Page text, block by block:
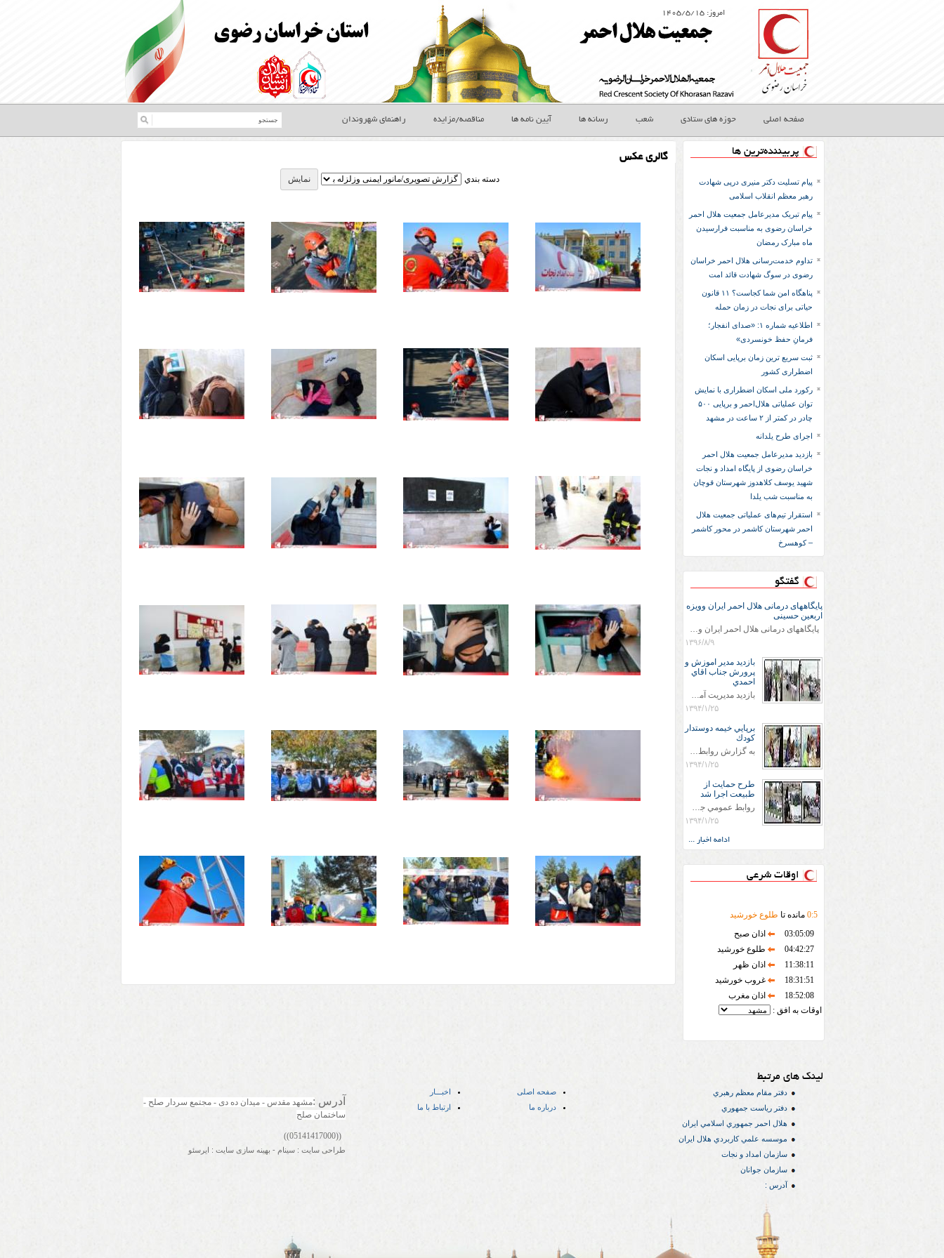
امروز: ۱۴۰۵/۵/۱۵
صفحه اصلی حوزه های ستادی شعب رسانه ها آیین نامه ها مناقصه/مزایده راهنمای شهروندان
پربیننده‌ترین ها
پیام تسلیت دکتر منیری درپی شهادت
رهبر معظم انقلاب اسلامی
پیام تبریک مدیرعامل جمعیت هلال احمر
خراسان رضوی به مناسبت فرارسیدن
ماه مبارک رمضان
تداوم خدمت‌رسانی هلال احمر خراسان
رضوی در سوگ شهادت قائد امت
پناهگاه امن شما کجاست؟ ۱۱ قانون
حیاتی برای نجات در زمان حمله
اطلاعیه شماره ۱: «صدای انفجار؛
فرمانِ حفظ خونسردی»
ثبت سریع‌ ترین زمان برپایی اسکان
اضطراری کشور
رکورد ملی اسکان اضطراری با نمایش
توان عملیاتی هلال‌احمر و برپایی ۵۰۰
چادر در کمتر از ۲ ساعت در مشهد
اجرای طرح یلدانه
بازدید مدیرعامل جمعیت هلال احمر
خراسان رضوی از پایگاه امداد و نجات
شهید یوسف کلاهدوز شهرستان قوچان
به مناسبت شب یلدا
استقرار تیم‌های عملیاتی جمعیت هلال
احمر شهرستان کاشمر در محور کاشمر
– کوهسرخ
گفتگو
پایگاههای درمانی هلال احمر ایران وویزه
اربعین حسینی
پایگاههای درمانی هلال احمر ایران وویزه اربعین حسینی
۱۳۹۶/۸/۹
بازديد مدير اموزش و
پرورش جناب اقاي
احمدي
بازديد مديريت آموزش و پروش جناب اقاي احمدي به همراه اعضاي ستاد اسكان آموزش و پروش شهرستان سرخس در ساعت 11:30 در مورخه 11/1/1394 صورت گرفت و مسئولین با حضور در پست مسافرين نوروزی كه جمعیت هلال احمر شهرستان از نزدیک در جریان روند اجرای طرح های قرار گرفتند .
۱۳۹۴/۱/۲۵
برپايي خيمه دوستدار
كودك
به گزارش روابط عمومي جمعيت هلال احمر شهرستان سرخس علاوه بر اجرای خدمات امدادی، راهنمایی های گردشگری و موقعیت های جغرافیایی و برپایی چادرهای سلامت به منظور سنجش رایگان فشار و قندخون مسافران، ، خيمه هايي.با عنوان دوستدار کودک تجهیزشده که دراین فضا کودکان مراجعه کننده از طریق نقاشی و سایر هنرهای تجسمی با مفاهیم جمعیت هلال احمر و اصول هفتگانه آن آشنا می شوند. به دليل حضور چشم گير كودكان و خانواده ها سعی شده در قالب های متناسب با سنین کودکان مراجعه کنند
۱۳۹۴/۱/۲۵
طرح حمايت از
طبيعت اجرا شد
روابط عمومي جمعيت هلال احمر سرخس جمعيت هلال احمر سرخس در روز طبيعت جوانان جمعيت هلال احمر سرخس در راستاي حفاظت و حمايت از محيط زيست با انگيزه داشتن طبيعت زيبا و بدون زباله و جهت فرهنگ سازي طرح حمايت از طبيعت را اجرا نمودند. اين طرح با رويكرد حمايتي و اموزشي در خصوص اشتي باطبيعت اجرا شد و در اين طرح 700 عدد كيسه زباله وبروشور در خروجي هاي شهر بين همشهريان و مسافرين نوروزي توزيع گرديد و در راه بازگشت كيسه هاي زباله توسط همشهريان به مامورين محترم شهرداري مستقر در ورودي شهر
۱۳۹۴/۱/۲۵
ادامه اخبار ...
اوقات شرعی
0:5 مانده تا طلوع خورشید
03:05:09
اذان صبح
04:42:27
طلوع خورشید
11:38:11
اذان ظهر
18:31:51
غروب خورشید
18:52:08
اذان مغرب
اوقات به افق :
گالری عکس
دسته بندي
لینک های مرتبط
دفتر مقام معظم رهبري
دفتر رياست جمهوري
هلال احمر جمهوري اسلامي ايران
موسسه علمي كاربردي هلال ایران
سازمان امداد و نجات
سازمان جوانان
آدرس :
صفحه اصلی
اخبـــار
درباره ما
ارتباط با ما آدرس :
ساختمان صلح
((05141417000))
طراحی سایت : سینام - بهینه سازی سایت : ایرسئو